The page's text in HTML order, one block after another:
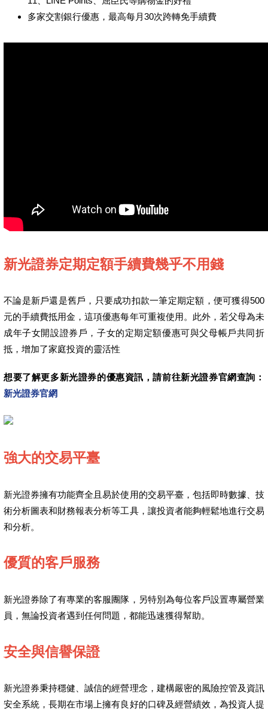
多家交割銀行優惠，最高每月30次跨轉免手續費
新光證券定期定額手續費幾乎不用錢
不論是新戶還是舊戶，只要成功扣款一筆定期定額，便可獲得500
元的手續費抵用金，這項優惠每年可重複使用。此外，若父母為未
成年子女開設證券戶，子女的定期定額優惠可與父母帳戶共同折
抵，增加了家庭投資的靈活性
想要了解更多新光證券的優惠資訊，請前往新光證券官網查詢：
新光證券官網
強大的交易平臺
新光證券擁有功能齊全且易於使用的交易平臺，包括即時數據、技
術分析圖表和財務報表分析等工具，讓投資者能夠輕鬆地進行交易
和分析。
優質的客戶服務
新光證券除了有專業的客服團隊，另特別為每位客戶設置專屬營業
員，無論投資者遇到任何問題，都能迅速獲得幫助。
安全與信譽保證
新光證券秉持穩健、誠信的經營理念，建構嚴密的風險控管及資訊
安全系統，長期在市場上擁有良好的口碑及經營績效，為投資人提